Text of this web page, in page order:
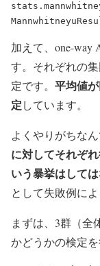
加えて、one-way
す。それぞれの
定です。 平均値
定しています。
よくやりがちな
に対してそれぞ
いう暴挙はして
として失敗例によ
まずは、3群（全
かどうかの検定を